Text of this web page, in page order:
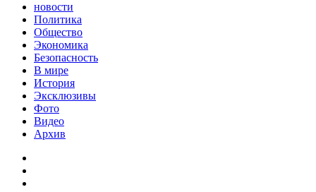
новости
Политика
Общество
Экономика
Безопасность
В мире
История
Эксклюзивы
Фото
Видео
Архив